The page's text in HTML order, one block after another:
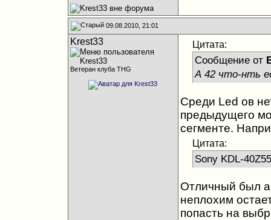
09.08.2010, 21:01
Krest33
Ветеран клуба THG
Цитата:
Сообщение от
А 42 что-нть
Среди Led ов
предыдущего
сегменте.
Цитата:
Sony KDL-
Отличный был
неплохим
попасть на